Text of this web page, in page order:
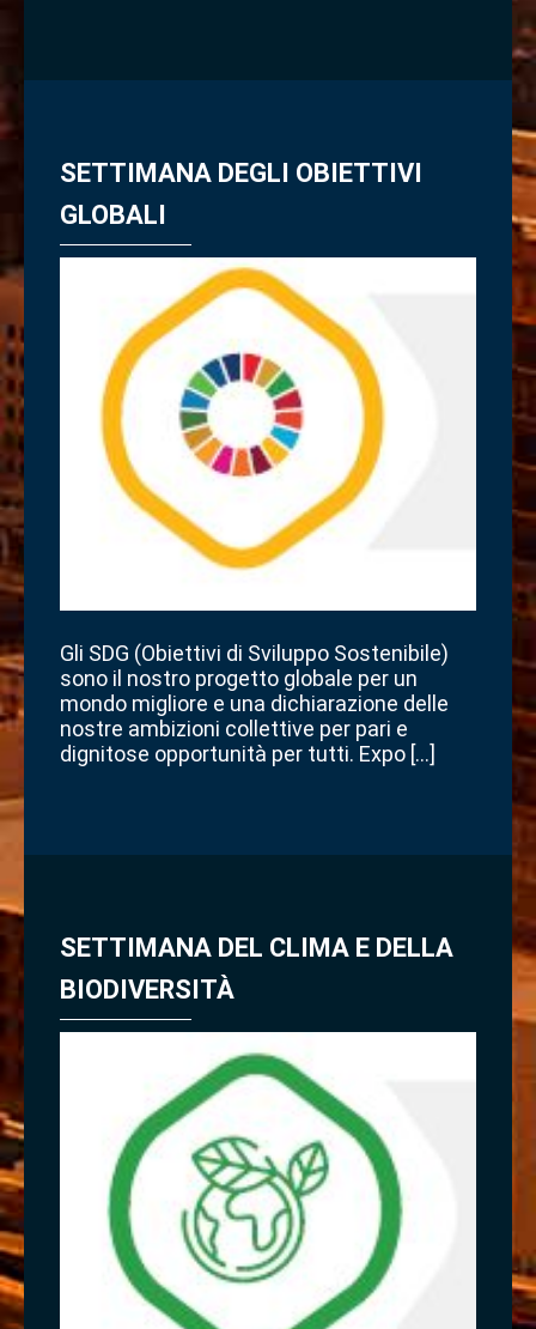
SETTIMANA DEGLI OBIETTIVI
GLOBALI
Gli SDG (Obiettivi di Sviluppo Sostenibile)
sono il nostro progetto globale per un
mondo migliore e una dichiarazione delle
nostre ambizioni collettive per pari e
dignitose opportunità per tutti. Expo […]
SETTIMANA DEL CLIMA E DELLA
BIODIVERSITÀ